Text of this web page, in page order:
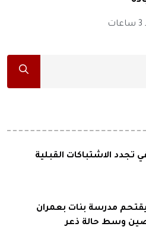
تجدد الاشتباكات القبلية
مدرسة بنات بعمران
وسط حالة ذعر